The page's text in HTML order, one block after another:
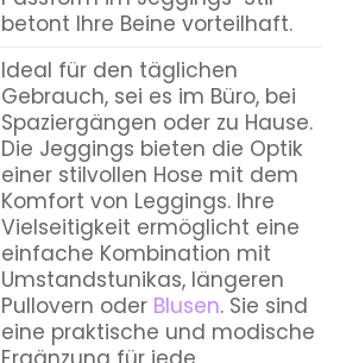
betont Ihre Beine vorteilhaft.
Ideal für den täglichen
Gebrauch, sei es im Büro, bei
Spaziergängen oder zu Hause.
Die Jeggings bieten die Optik
einer stilvollen Hose mit dem
Komfort von Leggings. Ihre
Vielseitigkeit ermöglicht eine
einfache Kombination mit
Umstandstunikas, längeren
Pullovern oder Blusen. Sie sind
eine praktische und modische